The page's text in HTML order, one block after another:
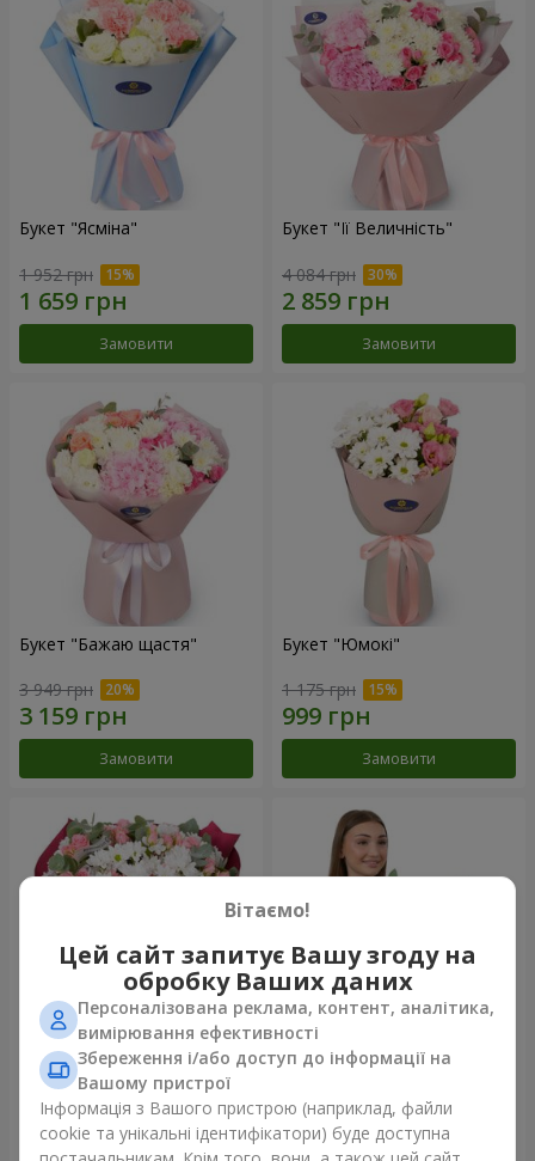
Букет "Ясміна"
1 952 грн
Замовити
Букет "Її Величність"
4 084 грн
Замовити
Букет "Бажаю щастя"
3 949 грн
Замовити
Букет "Юмокі"
1 175 грн
Замовити
Букет "Чарівність ніжності"
3 199 грн
Композиція "Білосніжна
гармонія"
2 879 грн
Вітаємо!
Цей сайт запитує Вашу згоду на
обробку Ваших даних
Персоналізована реклама, контент, аналітика,
вимірювання ефективності
Збереження і/або доступ до інформації на
Вашому пристрої
Інформація з Вашого пристрою (наприклад, файли
cookie та унікальні ідентифікатори) буде доступна